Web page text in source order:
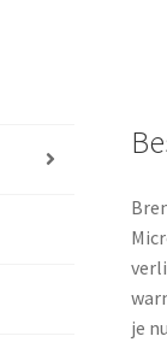
je